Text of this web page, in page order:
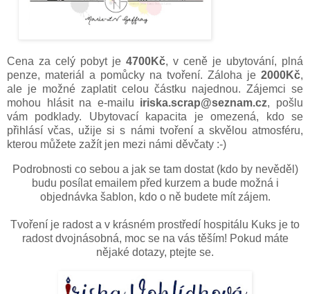
Cena za celý pobyt je 4700Kč, v ceně je ubytování, plná
penze, materiál a pomůcky na tvoření. Záloha je 2000Kč,
ale je možné zaplatit celou částku najednou. Zájemci se
mohou hlásit na e-mailu iriska.scrap@seznam.cz, pošlu
vám podklady. Ubytovací kapacita je omezená, kdo se
přihlásí včas, užije si s námi tvoření a skvělou atmosféru,
kterou můžete zažít jen mezi námi děvčaty :-)
Podrobnosti co sebou a jak se tam dostat (kdo by nevěděl)
budu posílat emailem před kurzem a bude možná i
objednávka šablon, kdo o ně budete mít zájem.
Tvoření je radost a v krásném prostředí hospitálu Kuks je to
radost dvojnásobná, moc se na vás těším! Pokud máte
nějaké dotazy, ptejte se.